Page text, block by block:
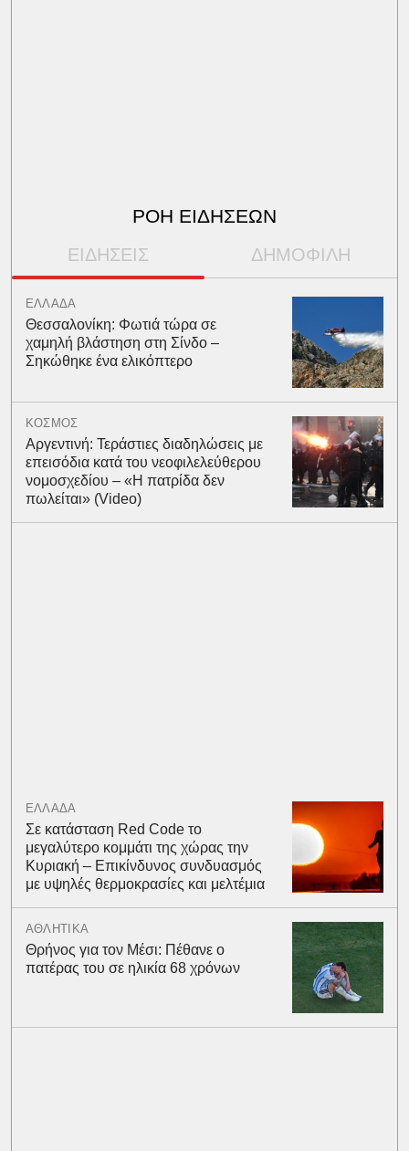
ΡΟΗ ΕΙΔΗΣΕΩΝ
ΕΙΔΗΣΕΙΣ ΔΗΜΟΦΙΛΗ
ΕΛΛΑΔΑ
Θεσσαλονίκη: Φωτιά τώρα σε
χαμηλή βλάστηση στη Σίνδο –
Σηκώθηκε ένα ελικόπτερο
ΚΟΣΜΟΣ
Αργεντινή: Τεράστιες διαδηλώσεις με
επεισόδια κατά του νεοφιλελεύθερου
νομοσχεδίου – «Η πατρίδα δεν
πωλείται» (Video)
ΕΛΛΑΔΑ
Σε κατάσταση Red Code το
μεγαλύτερο κομμάτι της χώρας την
Κυριακή – Επικίνδυνος συνδυασμός
με υψηλές θερμοκρασίες και μελτέμια
ΑΘΛΗΤΙΚΑ
Θρήνος για τον Μέσι: Πέθανε ο
πατέρας του σε ηλικία 68 χρόνων